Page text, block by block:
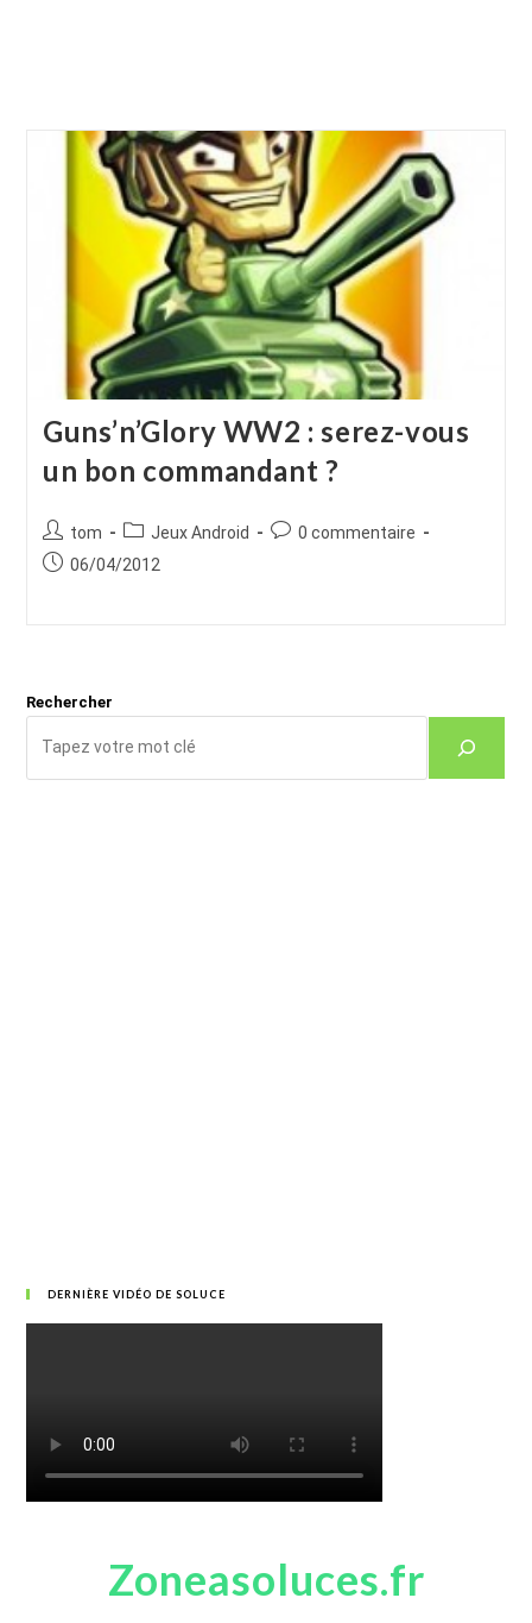
Guns’n’Glory WW2 : serez-vous
un bon commandant ?
Auteur/autrice
de
tom
Post
category:
Jeux Android
Commentaires
0 commentaire
Publication
06/04/2012
Rechercher
DERNIÈRE VIDÉO DE SOLUCE
Zoneasoluces.fr